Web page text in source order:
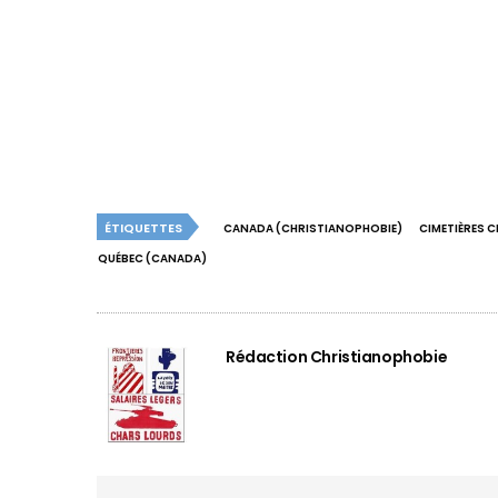
ÉTIQUETTES CANADA (CHRISTIANOPHOBIE)
CIMETIÈRES
QUÉBEC (CANADA)
Rédaction Christianophobie